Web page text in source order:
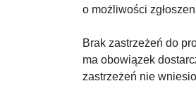
o możliwości
Brak zastrzeżeń do
ma obowiązek
zastrzeżeń nie